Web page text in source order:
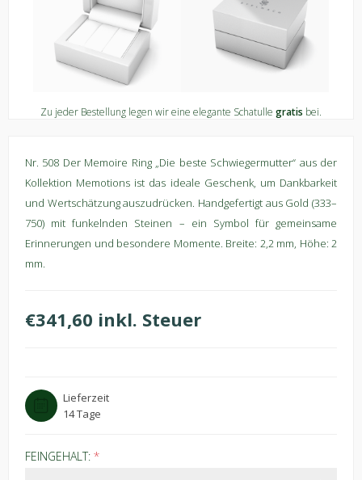
Zu jeder Bestellung legen wir eine elegante Schatulle gratis bei.
Nr. 508 Der Memoire Ring „Die beste Schwiegermutter“ aus der
Kollektion Memotions ist das ideale Geschenk, um Dankbarkeit
und Wertschätzung auszudrücken. Handgefertigt aus Gold (333–
750) mit funkelnden Steinen – ein Symbol für gemeinsame
Erinnerungen und besondere Momente. Breite: 2,2 mm, Höhe: 2
mm.
€341,60 inkl. Steuer
Lieferzeit
14 Tage
FEINGEHALT: *